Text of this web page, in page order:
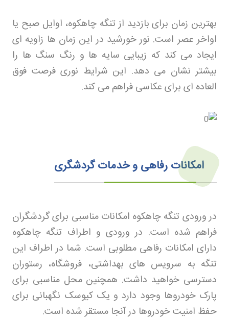
بهترین زمان برای بازدید از تنگه چاهکوه، اوایل صبح یا
اواخر عصر است. نور خورشید در این زمان‌ ها زاویه‌ ای
ایجاد می‌ کند که زیبایی سایه‌ ها و رنگ سنگ‌ ها را
بیشتر نشان می‌ دهد. این شرایط نوری فرصت فوق‌
العاده‌ ای برای عکاسی فراهم می‌ کند.
امکانات رفاهی و خدمات گردشگری
در ورودی تنگه چاهکوه امکانات مناسبی برای گردشگران
فراهم شده است. در ورودی و اطراف تنگه چاهکوه
دارای امکانات رفاهی مطلوبی است. شما در اطراف این
تنگه به سرویس‌ های بهداشتی، فروشگاه، رستوران
دسترسی خواهید داشت. همچنین محل مناسبی برای
پارک خودروها وجود دارد و یک کیوسک نگهبانی برای
حفظ امنیت خودروها در آنجا مستقر شده است.